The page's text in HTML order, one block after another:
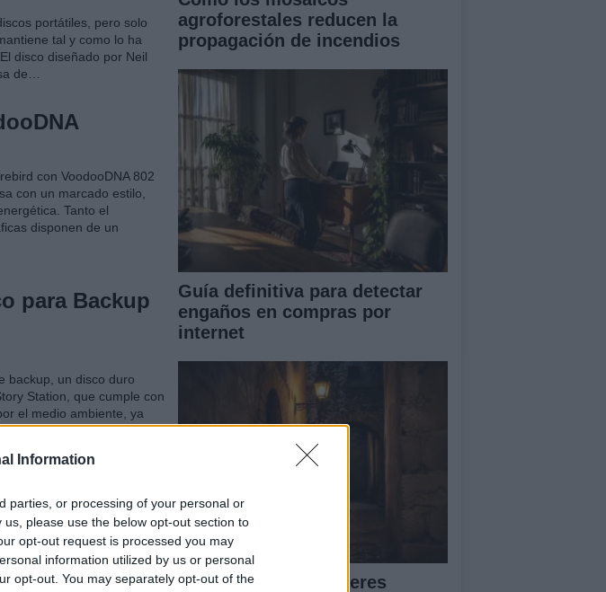
Information
parties, or processing of your personal or
please use the below opt-out section to
opt-out request is processed you may
information utilized by us or personal
opt-out. You may separately opt-out of the
portátiles, pero solo
tal y como lo ha
disco diseñado por Neil
de…
con VoodooDNA 802
con un marcado estilo,
Tanto el
disponen de un
para Backup
backup, un disco duro
Station, que cumple con
el medio ambiente, ya
carcasa está…
en el sector de los
sus dos modelos de
agroforestales reducen la
propagación de incendios
Guía definitiva para detectar
engaños en compras por
internet
Descubre cómo Cáceres